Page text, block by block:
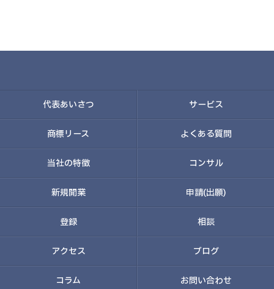
代表あいさつ サービス
商標リース よくある質問
当社の特徴 コンサル
新規開業 申請(出願)
登録 相談
アクセス ブログ
コラム お問い合わせ